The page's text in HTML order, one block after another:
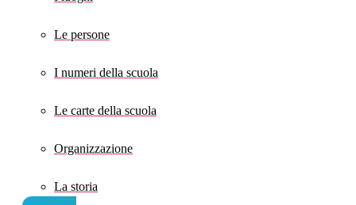
Le persone
I numeri della scuola
Le carte della scuola
Organizzazione
La storia